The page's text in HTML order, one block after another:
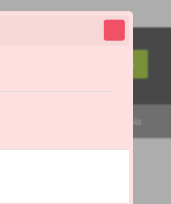
Αναζήτηση
Επικοινωνία